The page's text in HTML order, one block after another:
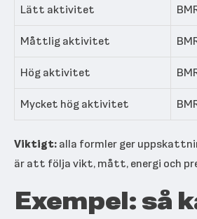
Lätt aktivitet
Måttlig aktivitet
Hög aktivitet
Mycket hög aktivitet
Viktigt:alla formler ger
är att följa vikt, mått, energi och
Exempel: så